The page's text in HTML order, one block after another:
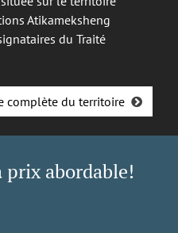
Atikameksheng
du Traité
complète du territoire
prix abordable!